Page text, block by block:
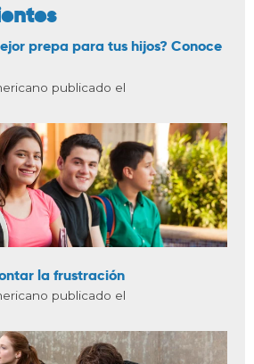
prepa para tus hijos? Conoce
publicado el
la frustración
publicado el